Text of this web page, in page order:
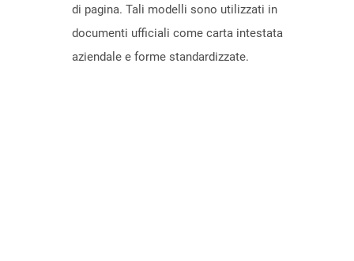
di pagina. Tali modelli sono utilizzati in
documenti ufficiali come carta intestata
aziendale e forme standardizzate.